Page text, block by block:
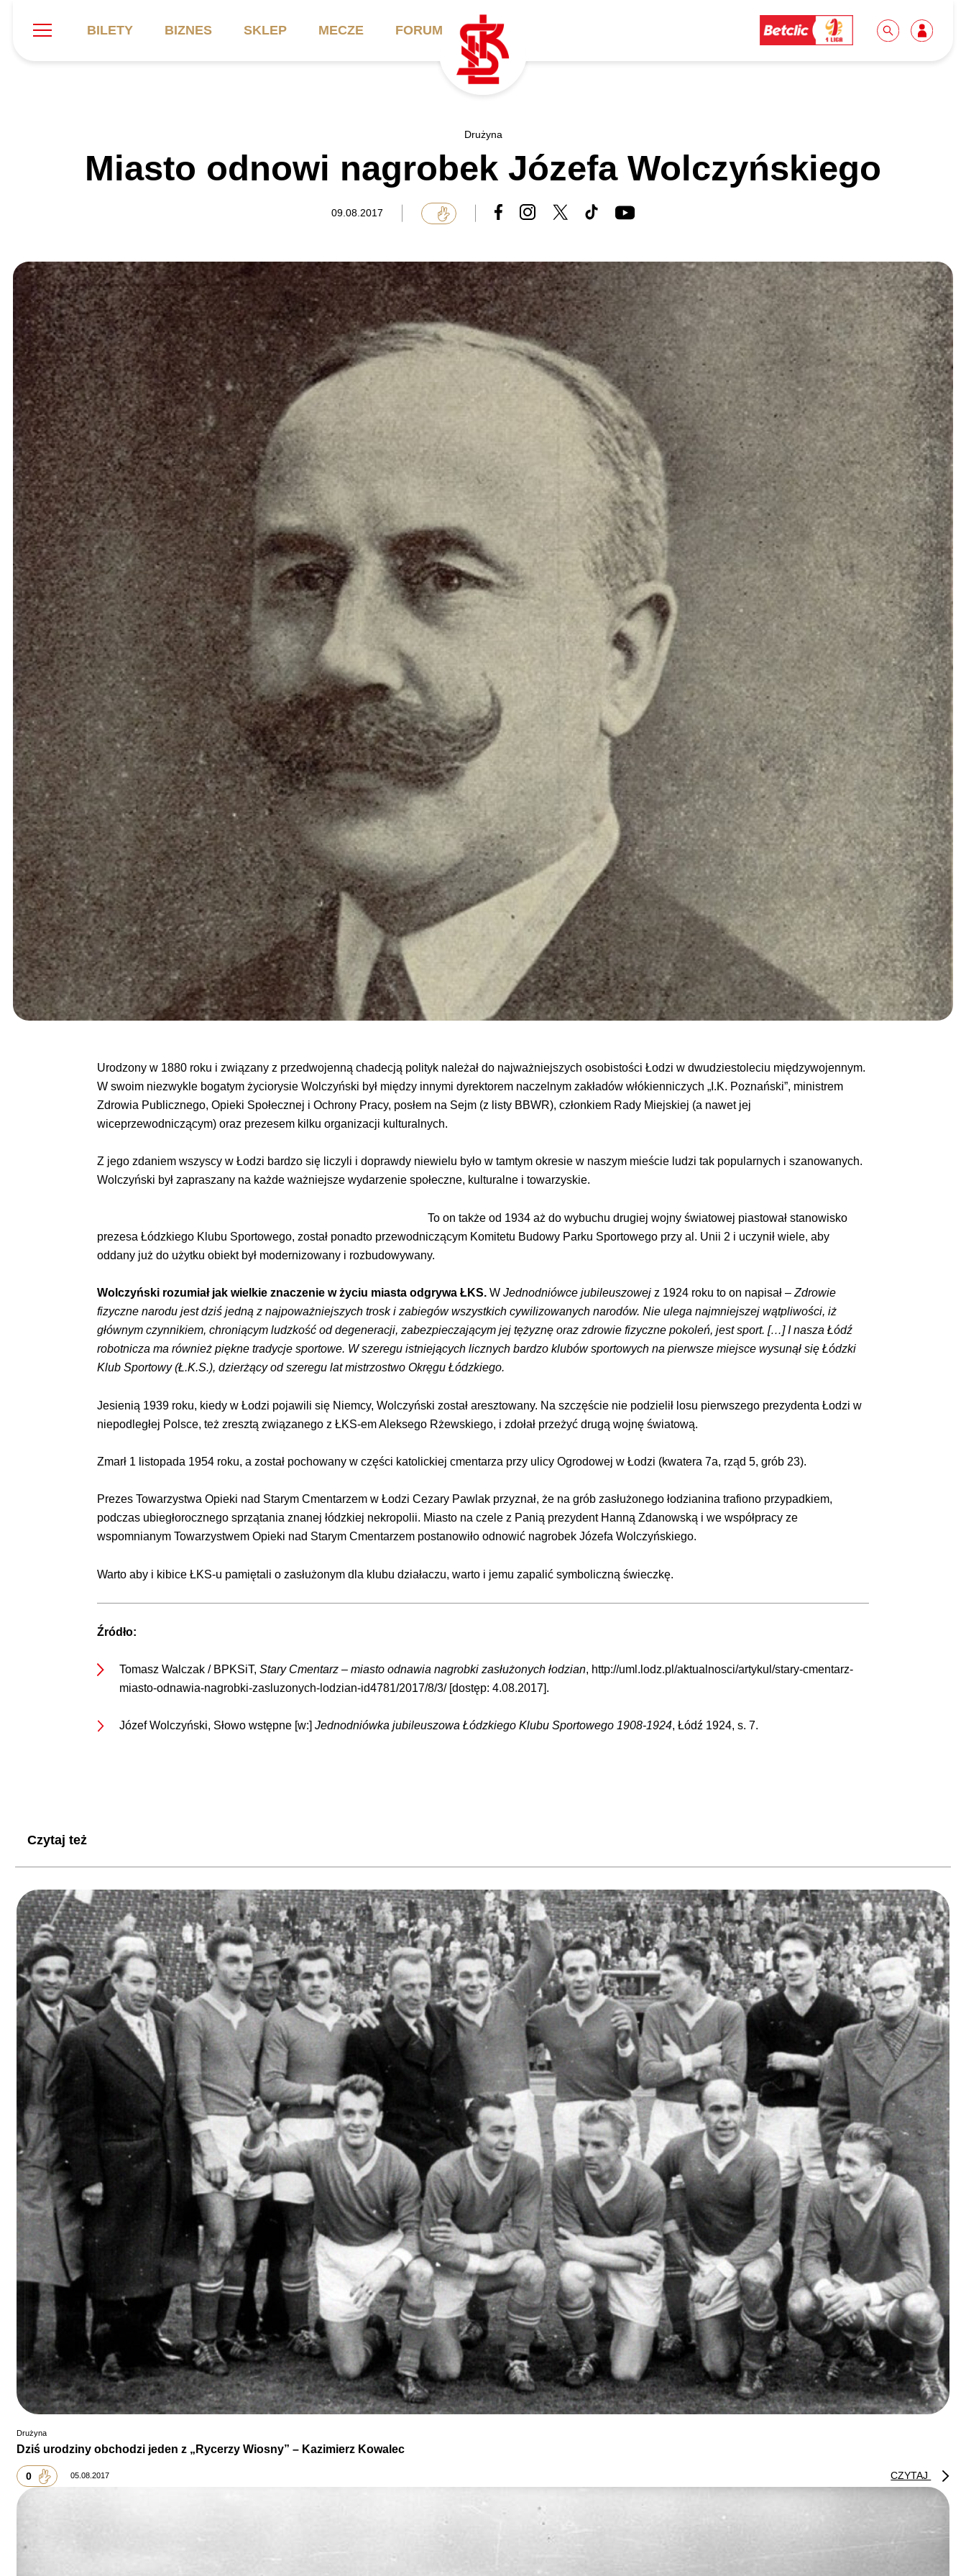
BILETY BIZNES SKLEP MECZE FORUM
Informacje ogólne
Symbole klubu
Stadion
Sprawozdania
Ochrona dzieci
Aktualności
Galeria
Catering
Cennik
Karnety
FAQ
Regulaminy
Aktualności
Kadra trenerska
ŁKS II
Drużyny Akademii
ŁKS Schools
Staże w Akademii ŁKS
Kluby partnerskie
Bilety VIP/Skybox
Oferta komercyjna
Ełkaesiacki Klub
Urodziny w Skybox
Biuro prasowe
Do pobrania
Idę pierwszy raz!
Wycieczki
Wolontariat
Patronite
Kolorowanki
SKLEP KUP BILET
Drużyna
Miasto odnowi nagrobek Józefa Wolczyńskiego
09.08.2017
Urodzony w 1880 roku i związany z przedwojenną chadecją polityk należał do najważniejszych osobistości Łodzi w dwudziestoleciu międzywojennym.
W swoim niezwykle bogatym życiorysie Wolczyński był między innymi dyrektorem naczelnym zakładów włókienniczych „I.K. Poznański”, ministrem
Zdrowia Publicznego, Opieki Społecznej i Ochrony Pracy, posłem na Sejm (z listy BBWR), członkiem Rady Miejskiej (a nawet jej
wiceprzewodniczącym) oraz prezesem kilku organizacji kulturalnych.
Z jego zdaniem wszyscy w Łodzi bardzo się liczyli i doprawdy niewielu było w tamtym okresie w naszym mieście ludzi tak popularnych i szanowanych.
Wolczyński był zapraszany na każde ważniejsze wydarzenie społeczne, kulturalne i towarzyskie.
To on także od 1934 aż do wybuchu drugiej wojny światowej piastował stanowisko
prezesa Łódzkiego Klubu Sportowego, został ponadto przewodniczącym Komitetu Budowy Parku Sportowego przy al. Unii 2 i uczynił wiele, aby
oddany już do użytku obiekt był modernizowany i rozbudowywany.
Wolczyński rozumiał jak wielkie znaczenie w życiu miasta odgrywa ŁKS. WJednodniówce jubileuszowej z 1924 roku to on napisał –Zdrowie
fizyczne narodu jest dziś jedną z najpoważniejszych trosk i zabiegów wszystkich cywilizowanych narodów. Nie ulega najmniejszej wątpliwości, iż
głównym czynnikiem, chroniącym ludzkość od degeneracji, zabezpieczającym jej tężyznę oraz zdrowie fizyczne pokoleń, jest sport. […] I nasza Łódź
robotnicza ma również piękne tradycje sportowe. W szeregu istniejących licznych bardzo klubów sportowych na pierwsze miejsce wysunął się Łódzki
Klub Sportowy (Ł.K.S.), dzierżący od szeregu lat mistrzostwo Okręgu Łódzkiego.
Jesienią 1939 roku, kiedy w Łodzi pojawili się Niemcy, Wolczyński został aresztowany. Na szczęście nie podzielił losu pierwszego prezydenta Łodzi w
niepodległej Polsce, też zresztą związanego z ŁKS-em Aleksego Rżewskiego, i zdołał przeżyć drugą wojnę światową.
Zmarł 1 listopada 1954 roku, a został pochowany w części katolickiej cmentarza przy ulicy Ogrodowej w Łodzi (kwatera 7a, rząd 5, grób 23).
Prezes Towarzystwa Opieki nad Starym Cmentarzem w Łodzi Cezary Pawlak przyznał, że na grób zasłużonego łodzianina trafiono przypadkiem,
podczas ubiegłorocznego sprzątania znanej łódzkiej nekropolii. Miasto na czele z Panią prezydent Hanną Zdanowską i we współpracy ze
wspomnianym Towarzystwem Opieki nad Starym Cmentarzem postanowiło odnowić nagrobek Józefa Wolczyńskiego.
Warto aby i kibice ŁKS-u pamiętali o zasłużonym dla klubu działaczu, warto i jemu zapalić symboliczną świeczkę.
Źródło:
Tomasz Walczak / BPKSiT, Stary Cmentarz – miasto odnawia nagrobki zasłużonych łodzian, http://uml.lodz.pl/aktualnosci/artykul/stary-cmentarz-
miasto-odnawia-nagrobki-zasluzonych-lodzian-id4781/2017/8/3/ [dostęp: 4.08.2017].
Józef Wolczyński, Słowo wstępne [w:] Jednodniówka jubileuszowa Łódzkiego Klubu Sportowego 1908-1924, Łódź 1924, s. 7.
Czytaj też
Drużyna
Dziś urodziny obchodzi jeden z „Rycerzy Wiosny” – Kazimierz Kowalec
0 05.08.2017 CZYTAJ